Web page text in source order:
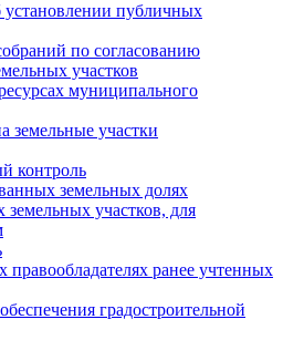
публичных
по согласованию
участков
муниципального
земельные участки
контроль
земельных долях
участков, для
ранее учтенных
градостроительной